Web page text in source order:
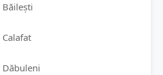
Băilești
Calafat
Dăbuleni